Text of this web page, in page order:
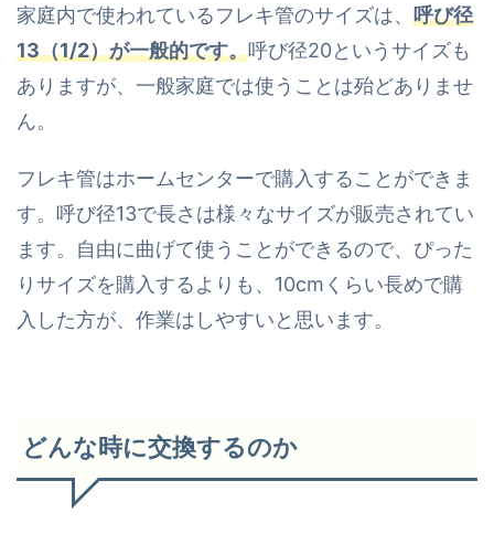
家庭内で使われているフレキ管のサイズは、 呼び径
13（1/2）が一般的です。呼び径20というサイズも
ありますが、一般家庭では使うことは殆どありませ
ん。
フレキ管はホームセンターで購入することができま
す。呼び径13で長さは様々なサイズが販売されてい
ます。自由に曲げて使うことができるので、ぴった
りサイズを購入するよりも、10cmくらい長めで購
入した方が、作業はしやすいと思います。
どんな時に交換するのか